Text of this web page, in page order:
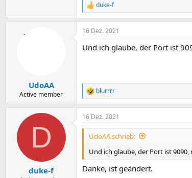
R
e
a
k
i
n
:
duke-f
UdoAA
Active member
16 Dez. 2021
Und ich glaube, der Port ist
R
e
a
k
t
e
n
blurrrr
D
duke-f
16 Dez. 2021
UdoAA schrieb:
Und ich glaube, der Port ist 9090,
Danke, ist geändert.